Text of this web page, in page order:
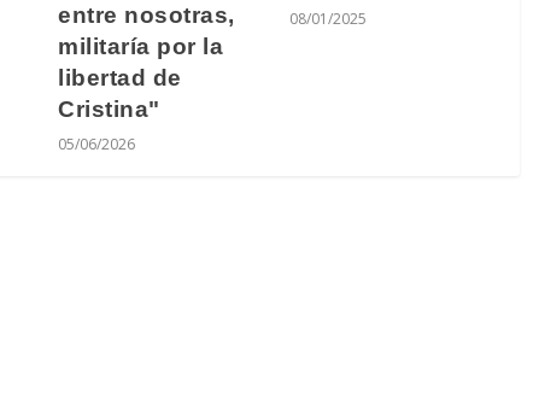
entre nosotras,
militaría por la
libertad de
Cristina"
05/06/2026
08/01/2025